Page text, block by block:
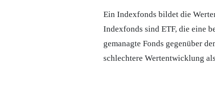
Ein Indexfonds bildet die
Indexfonds sind ETF, die eine
gemanagte Fonds gegenüber
schlechtere Wertentwicklung